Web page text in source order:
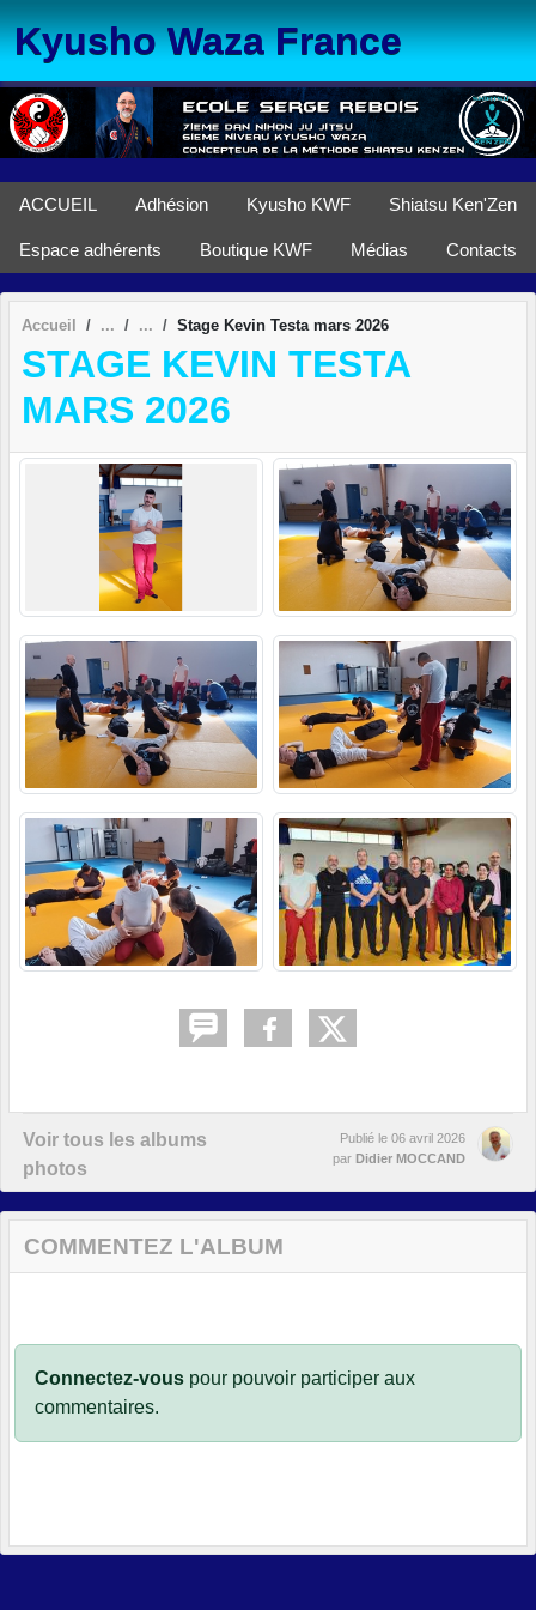
Kyusho Waza France
ACCUEIL Adhésion Kyusho KWF Shiatsu Ken'Zen
Espace adhérents Boutique KWF Médias Contacts
Accueil Stage Kevin Testa mars 2026
STAGE KEVIN TESTA
MARS 2026
Voir tous les albums
photos
Publié le 06 avril 2026
par Didier MOCCAND
COMMENTEZ L'ALBUM
Connectez-vous pour pouvoir participer aux
commentaires.